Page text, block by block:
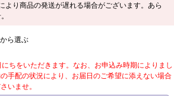
より商品の発送が遅れる場合がございます。あら
ら選ぶ
ちをいただきます。なお、お申込み時期によりまし
手配の状況により、お届日のご希望に添えない場合
いませ。